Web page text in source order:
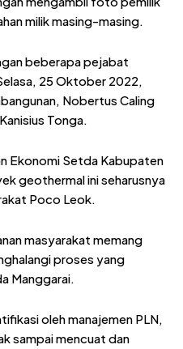
milik masing-masing.
beberapa pejabat
25 Oktober 2022,
Nobertus Caling
Tonga.
Ekonomi Setda Kabupaten
geothermal ini seharusnya
Poco Leok.
masyarakat memang
proses yang
Manggarai.
oleh manajemen PLN,
sampai mencuat dan